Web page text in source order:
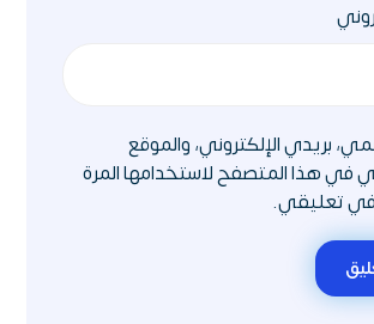
بريدي الإلكتروني، والموقع
في هذا المتصفح لاستخدامها المرة
في تعليقي.